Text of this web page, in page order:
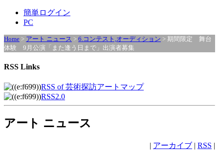
簡単ログイン
PC
Home > アート ニュース > 6.コンテスト,オーディション > 期間限定 舞台
体験 9月公演「また逢う日まで」出演者募集
RSS Links
RSS of 芸術探訪アートマップ
RSS2.0
アート ニュース
| アーカイブ | RSS |